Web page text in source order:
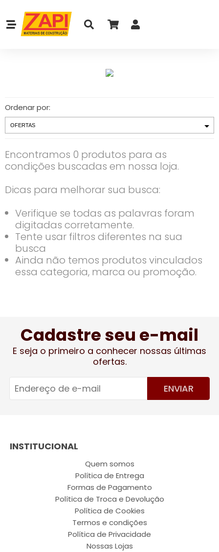
Ordenar por:
Encontramos 0 produtos para as
condições buscadas em nossa loja.
Dicas para melhorar sua busca:
Verifique se todas as palavras foram
digitadas corretamente.
Tente usar filtros diferentes na sua
busca
Ainda não temos produtos vinculados
essa categoria, marca ou promoção.
Cadastre seu e-mail
E seja o primeiro a conhecer nossas últimas
ofertas.
ENVIAR
INSTITUCIONAL
Quem somos
Política de Entrega
Formas de Pagamento
Política de Troca e Devolução
Política de Cookies
Termos e condições
Política de Privacidade
Nossas Lojas